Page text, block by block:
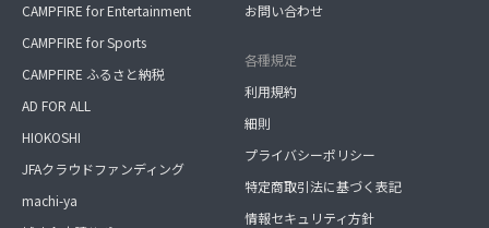
CAMPFIRE for Entertainment
CAMPFIRE for Sports
CAMPFIRE ふるさと納税
AD FOR ALL
HIOKOSHI
JFAクラウドファンディング
machi-ya
お問い合わせ
各種規定
利用規約
細則
プライバシーポリシー
特定商取引法に基づく表記
情報セキュリティ方針